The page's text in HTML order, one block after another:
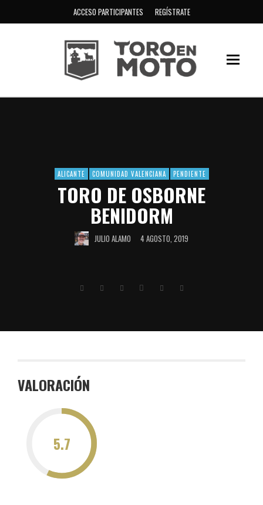
ACCESO PARTICIPANTES REGÍSTRATE
ALICANTE COMUNIDAD VALENCIANA PENDIENTE
TORO DE OSBORNE
BENIDORM
JULIO ALAMO 4 AGOSTO, 2019
VALORACIÓN